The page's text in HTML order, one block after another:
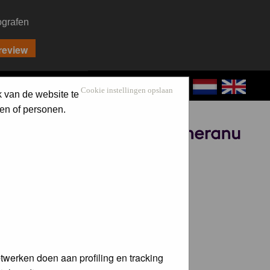
Cookie instellingen opslaan
van de website te
of personen.
doen aan profiling en tracking